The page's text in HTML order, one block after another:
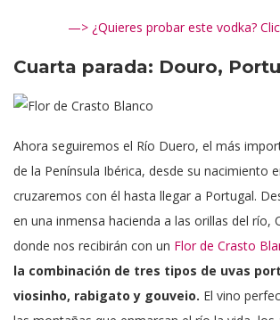
—> ¿Quieres probar este vodka?
Cuarta parada: Douro,
Ahora seguiremos el Río Duero, el más
de la Península Ibérica, desde su nacimiento
cruzaremos con él hasta llegar a Portugal.
en una inmensa hacienda a las orillas del río,
donde nos recibirán con un Flor de Crasto
la combinación de tres tipos de uvas
viosinho, rabigato y gouveio. El vino